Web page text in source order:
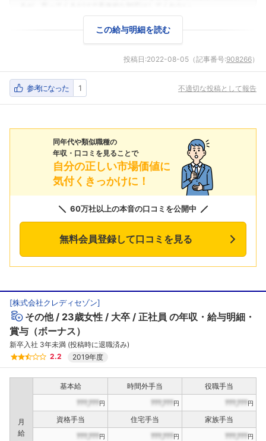
この給与明細を読む
投稿日:2022-08-05 （記事番号:908266）
参考になった 1 不適切な投稿として報告
同年代や類似職種の
年収・口コミを見ることで
自分の正しい市場価値に
気付くきっかけに！
60万社以上の本音の口コミを公開中
無料会員登録して口コミを見る
[株式会社クレディセゾン]
その他 23歳女性 大卒 正社員 の年収・給与明細・
賞与（ボーナス）
新卒入社 3年未満 (投稿時に退職済み)
2.2
2019年度
月
給
基本給 時間外手当
役職手当
???,???円 ???,???円 ???,???円
資格手当 住宅手当
家族手当
???,???円 ???,???円 ???,???円